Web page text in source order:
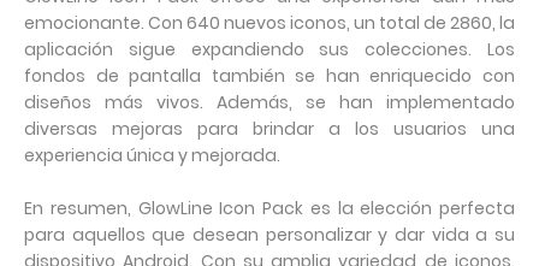
emocionante. Con 640 nuevos iconos, un total de 2860, la
aplicación sigue expandiendo sus colecciones. Los
fondos de pantalla también se han enriquecido con
diseños más vivos. Además, se han implementado
diversas mejoras para brindar a los usuarios una
experiencia única y mejorada.
En resumen, GlowLine Icon Pack es la elección perfecta
para aquellos que desean personalizar y dar vida a su